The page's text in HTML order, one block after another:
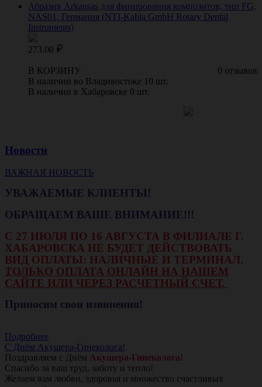
Абразив Arkansas для финирования композитов, тип FG,
NAS01, Германия (NTI-Kahla GmbH Rotary Dental
Instruments)
273.00
0 отзывов
В КОРЗИНУ
В наличии во Владивостоке 10 шт.
В наличии в Хабаровске 0 шт.
Новости
ВАЖНАЯ НОВОСТЬ
УВАЖАЕМЫЕ КЛИЕНТЫ!
ОБРАЩАЕМ ВАШЕ ВНИМАНИЕ!!!
С 27 ИЮЛЯ ПО 16 АВГУСТА В ФИЛИАЛЕ Г.
ХАБАРОВСКА НЕ БУДЕТ ДЕЙСТВОВАТЬ
ВИД ОПЛАТЫ: НАЛИЧНЫЕ И ТЕРМИНАЛ.
ТОЛЬКО ОПЛАТА ОНЛАЙН НА НАШЕМ
САЙТЕ ИЛИ ЧЕРЕЗ РАСЧЕТНЫЙ СЧЕТ.
Приносим свои извинения!
Подробнее
С Днём Акушера-Гинеколога!
Поздравляем с Днём Акушера-Гинеколога!
Спасибо за ваш труд, заботу и тепло!
Желаем вам любви, здоровья и множество счастливых